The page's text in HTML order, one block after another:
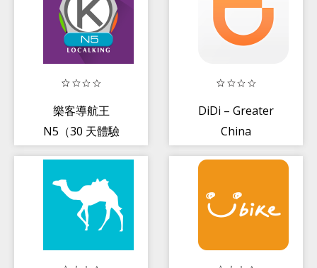
樂客導航王
N5（30 天體驗
DiDi – Greater
China